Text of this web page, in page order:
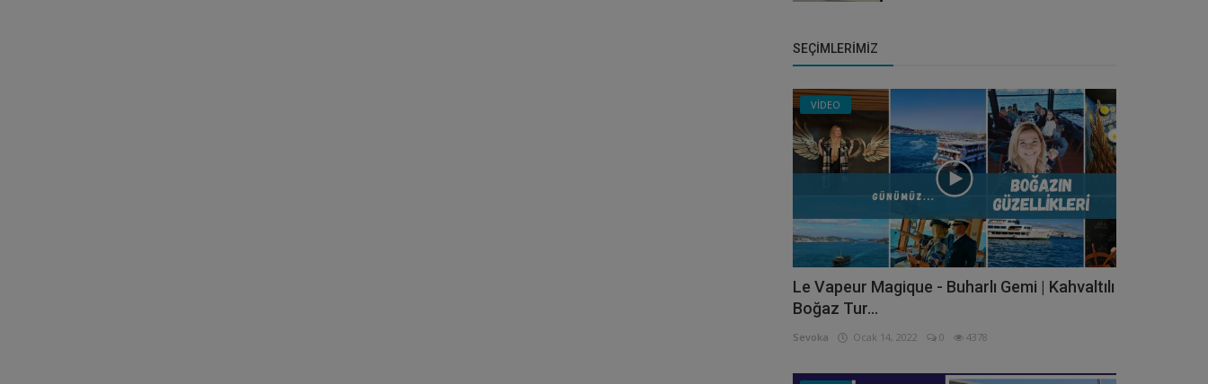
SEÇIMLERIMIZ
VİDEO
Le Vapeur Magique - Buharlı Gemi | Kahvaltılı
Boğaz Tur...
Sevoka Ocak 14, 2022 0 4378